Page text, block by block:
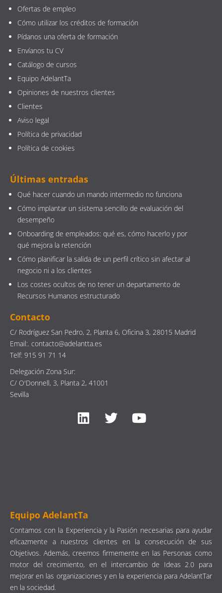
Ofertas de empleo
Cómo utilizar los créditos de formación
Pídanos una oferta de formación
Envíanos tu CV
Catálogo de cursos
Equipo AdelantTa
Opiniones de nuestros clientes
Clientes
Aviso legal
Política de privacidad
Política de cookies
Últimas entradas
Qué hacer cuando un mando intermedio no funciona
Cómo implantar un sistema sencillo de evaluación del
desempeño
Onboarding de empleados: qué es, cómo hacerlo y por
qué mejora la retención
Cómo planificar la salida de un perfil crítico sin afectar al
negocio ni a los clientes
Los costes ocultos de no tener un departamento de
Recursos Humanos estructurado
Contacto
C/ Rodríguez San Pedro, 2, Planta 6, Oficina 3, 28015 Madrid
Email:. contacto@adelantta.es
Telf: 915 91 71 14
Delegación Zona Sur:
C/ O'Donnell, 3, Planta 2, 41001
Sevilla
Equipo AdelantTa
Contamos con la Experiencia y la Pasión necesarias para ayudar
eficazmente a nuestros clientes en la consecución de sus
Objetivos. Además, creemos firmemente en las Personas como
motor del crecimiento, en el intercambio de Ideas 2.0 para
mejorar en las organizaciones y en la experiencia para AdelantTar
en la sociedad.